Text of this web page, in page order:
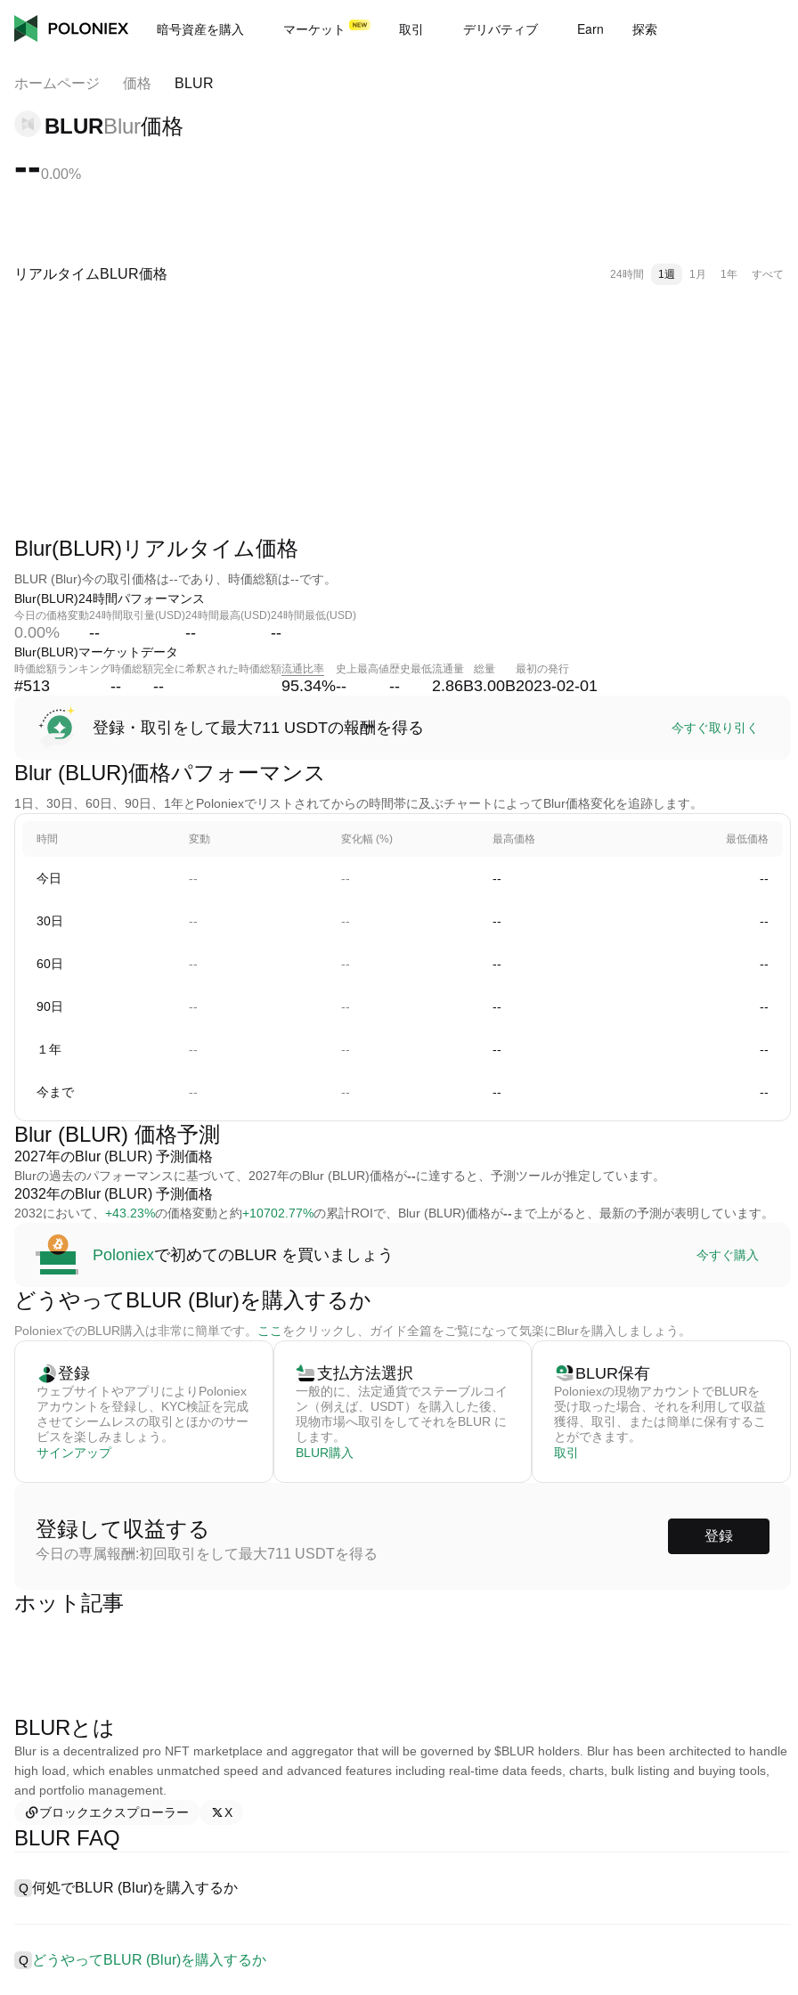
暗号資産を購入 マーケット 取引 デリバティブ Earn 探索
ホームページ 価格 BLUR
BLURBlur価格
--0.00%
リアルタイムBLUR価格 24時間 1週 1月 1年 すべて
Blur(BLUR)リアルタイム価格
BLUR (Blur)今の取引価格は--であり、時価総額は--です。
Blur(BLUR)24時間パフォーマンス
今日の価格変動
0.00%
24時間取引量(USD)
--
24時間最高(USD)
--
24時間最低(USD)
--
Blur(BLUR)マーケットデータ
時価総額ランキング
#513
時価総額
--
完全に希釈された時価総額
--
流通比率
95.34%
史上最高値
--
歴史最低
--
流通量
2.86B
総量
3.00B
最初の発行
2023-02-01
登録・取引をして最大711 USDTの報酬を得る 今すぐ取り引く
Blur (BLUR)価格パフォーマンス
1日、30日、60日、90日、1年とPoloniexでリストされてからの時間帯に及ぶチャートによってBlur価格変化を追跡します。
時間 変動 変化幅 (%) 最高価格 最低価格
今日 -- -- -- --
30日 -- -- -- --
60日 -- -- -- --
90日 -- -- -- --
１年 -- -- -- --
今まで -- -- -- --
Blur (BLUR) 価格予測
2027年のBlur (BLUR) 予測価格
Blurの過去のパフォーマンスに基づいて、2027年のBlur (BLUR)価格が--に達すると、予測ツールが推定しています。
2032年のBlur (BLUR) 予測価格
2032において、 +43.23%の価格変動と約+10702.77%の累計ROIで、Blur (BLUR)価格が-- まで上がると、最新の予測が表明しています。
Poloniexで初めてのBLUR を買いましょう 今すぐ購入
どうやってBLUR (Blur)を購入するか
PoloniexでのBLUR購入は非常に簡単です。 ここ をクリックし、ガイド全篇をご覧になって気楽にBlurを購入しましょう。
登録
ウェブサイトやアプリによりPoloniex
アカウントを登録し、KYC検証を完成
させてシームレスの取引とほかのサー
ビスを楽しみましょう。
サインアップ
支払方法選択
一般的に、法定通貨でステーブルコイ
ン（例えば、USDT）を購入した後、
現物市場へ取引をしてそれをBLUR に
します。
BLUR購入
BLUR保有
Poloniexの現物アカウントでBLURを
受け取った場合、それを利用して収益
獲得、取引、または簡単に保有するこ
とができます。
取引
登録して収益する
今日の専属報酬:初回取引をして最大711 USDTを得る
登録
ホット記事
BLURとは
Blur is a decentralized pro NFT marketplace and aggregator that will be governed by $BLUR holders. Blur has been architected to handle
high load, which enables unmatched speed and advanced features including real-time data feeds, charts, bulk listing and buying tools,
and portfolio management.
ブロックエクスプローラー
X
BLUR FAQ
Q 何処でBLUR (Blur)を購入するか
ーザーに向けるインターフェース、高質・多様な取引ツールを提供します。例えば、PoloniexはBLURを含む多様化した暗号資産の取引
を認め、競争力のある取引手数料を用意しています。
Q どうやってBLUR (Blur)を購入するか